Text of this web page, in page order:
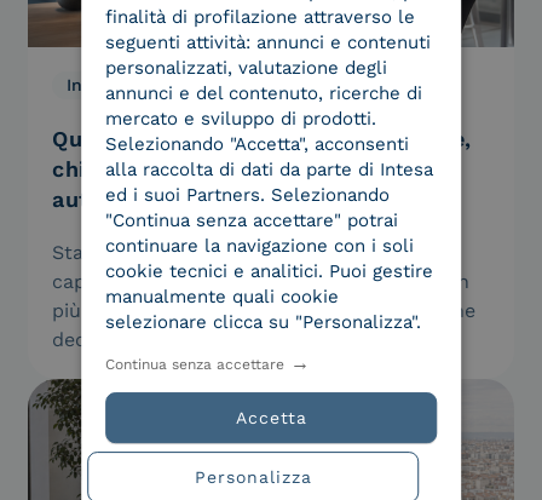
Innovazione, We Are Intesa 29.07.2026
Quando ad operare sarà il tuo agente,
chi garantirà che è davvero
autorizzato?
Sta arrivando una generazione di software
capace di agire da sola per conto nostro. Non
più assistenti che suggeriscono, ma agenti che
decidono ed eseguono:…
finalità di profilazione attraverso le
seguenti attività: annunci e contenuti
personalizzati, valutazione degli
annunci e del contenuto, ricerche di
mercato e sviluppo di prodotti.
Selezionando "Accetta", acconsenti
alla raccolta di dati da parte di Intesa
ed i suoi Partners. Selezionando
"Continua senza accettare" potrai
continuare la navigazione con i soli
cookie tecnici e analitici. Puoi gestire
manualmente quali cookie
selezionare clicca su "Personalizza".
Accetta
Continua senza accettare
Personalizza